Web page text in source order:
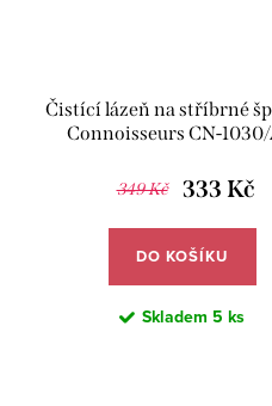
Čistící lázeň na stříbrné
Connoisseurs CN-
349 Kč 333 Kč
DO KOŠÍKU
Skladem 5 ks